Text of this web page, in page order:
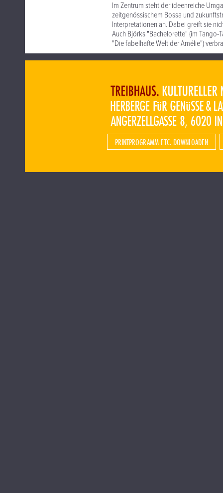
Im Zentrum steht der ideenreiche
zeitgenössischem Bossa und
Interpretationen an. Dabei greift sie
Auch Björks "Bachelorette" (im Tango-
"Die fabelhafte Welt der Amélie")
PRINTPROGRAMM ETC. DOWNLOADEN